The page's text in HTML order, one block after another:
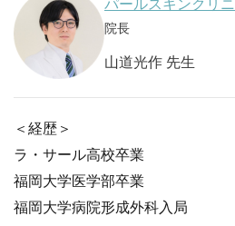
パールスキンクリ
院長
山道光作 先生
＜経歴＞
ラ・サール高校卒業
福岡大学医学部卒業
福岡大学病院形成外科入局